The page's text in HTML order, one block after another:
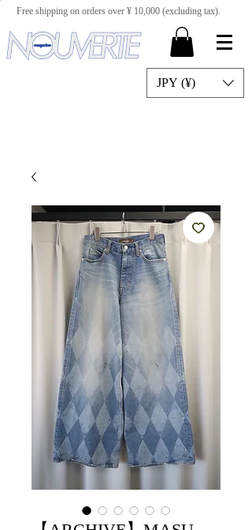
Free shipping on orders over ¥ 10,000 (excluding tax).
JPY (¥)